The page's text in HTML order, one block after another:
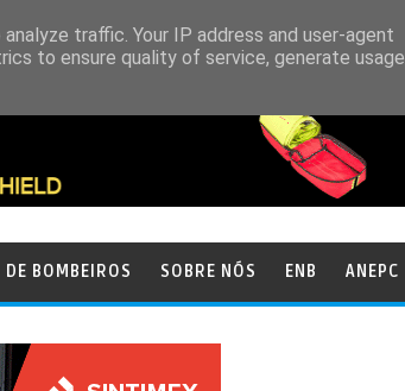
DE BOMBEIROS SOBRE NÓS ENB ANEPC
traffic. Your IP address and user-agent
to ensure quality of service, generate usage